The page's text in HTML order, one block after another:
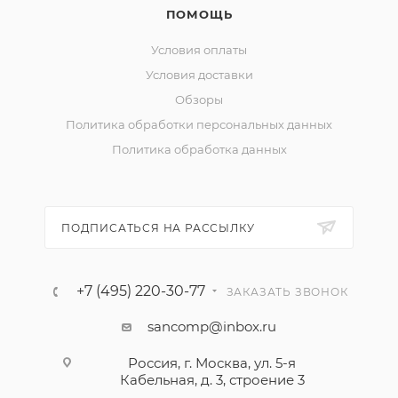
ПОМОЩЬ
Условия оплаты
Условия доставки
Обзоры
Политика обработки персональных данных
Политика обработка данных
ПОДПИСАТЬСЯ НА РАССЫЛКУ
+7 (495) 220-30-77 ЗАКАЗАТЬ ЗВОНОК
sancomp@inbox.ru
Россия, г. Москва, ул. 5-я
Кабельная, д. 3, строение 3